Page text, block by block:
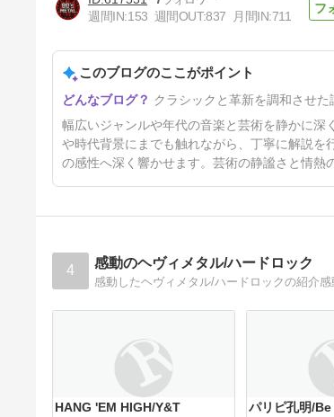
帯びたアコースティックが祈り
の温度をそっと灯す80年代の
記録
12日前
週間IN:153 週間OUT:837 月間IN:711
このブログのここがポイント
クラシックと革新を調和させた
幅広いジャンルや年代の音楽と芸術を静かに深
や時代背景にまでも触れながら、丁寧に解説
の感性へ深く響かせます。芸術の静謐さと情熱
4 感動のヘヴィメタル/ハードロック
感動したヘヴィメタル/ハードロックの紹介
HANG 'EM HIGH/Y&T パリピ孔明/